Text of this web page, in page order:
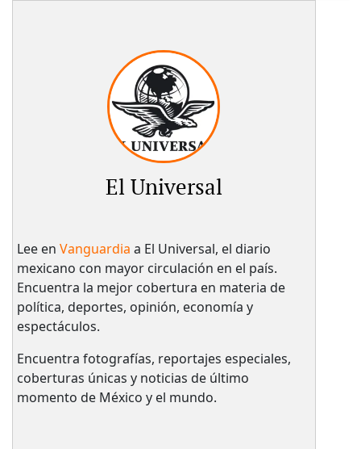
El Universal
Lee en Vanguardia a El Universal, el diario
mexicano con mayor circulación en el país.​
Encuentra la mejor cobertura en materia de
política, deportes, opinión, economía y
espectáculos.
Encuentra fotografías, reportajes especiales,
coberturas únicas y noticias de último
momento de México y el mundo.